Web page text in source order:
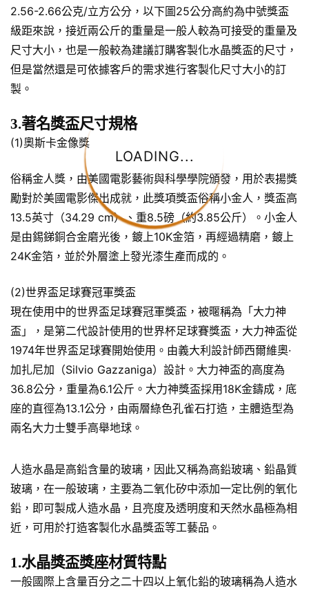
LOADING...
2.56-2.66公克/立方公分，以下圖25公分高約為中號獎盃
級距來說，接近兩公斤的重量是一般人較為可接受的重量及
尺寸大小，也是一般較為建議訂購客製化水晶獎盃的尺寸，
但是當然還是可依據客戶的需求進行客製化尺寸大小的訂
製。
3.著名獎盃尺寸規格
(1)奧斯卡金像獎
俗稱金人獎，由美國電影藝術與科學學院頒發，用於表揚獎
勵對於美國電影傑出成就，此獎項獎盃俗稱小金人，獎盃高
13.5英寸（34.29 cm）、重8.5磅（約3.85公斤）。小金人
是由錫銻銅合金磨光後，鍍上10K金箔，再經過精磨，鍍上
24K金箔，並於外層塗上發光漆生產而成的。
(2)世界盃足球賽冠軍獎盃
現在使用中的世界盃足球賽冠軍獎盃，被暱稱為「大力神
盃」，是第二代設計使用的世界杯足球賽獎盃，大力神盃從
1974年世界盃足球賽開始使用。由義大利設計師西爾維奧·
加扎尼加（Silvio Gazzaniga）設計。大力神盃的高度為
36.8公分，重量為6.1公斤。大力神獎盃採用18K金鑄成，底
座的直徑為13.1公分，由兩層綠色孔雀石打造，主體造型為
兩名大力士雙手高舉地球。
人造水晶是高鉛含量的玻璃，因此又稱為高鉛玻璃、鉛晶質
玻璃，在一般玻璃，主要為二氧化矽中添加一定比例的氧化
鉛，即可製成人造水晶，且亮度及透明度和天然水晶極為相
近，可用於打造客製化水晶獎盃等工藝品。
1.水晶獎盃獎座材質特點
一般國際上含量百分之二十四以上氧化鉛的玻璃稱為人造水